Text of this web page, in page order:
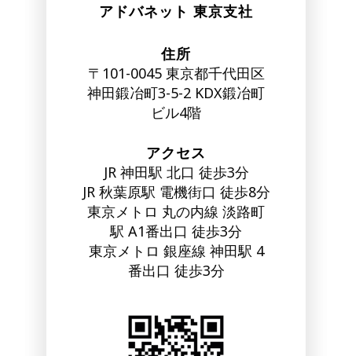
アドバネット 東京支社
住所
〒101-0045 東京都千代田区
神田鍛冶町3-5-2 KDX鍛冶町
ビル4階
アクセス
JR 神田駅 北口 徒歩3分
JR 秋葉原駅 電機街口 徒歩8分
東京メトロ 丸の内線 淡路町
駅 A1番出口 徒歩3分
東京メトロ 銀座線 神田駅 4
番出口 徒歩3分